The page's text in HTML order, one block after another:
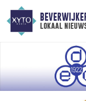
lokaal